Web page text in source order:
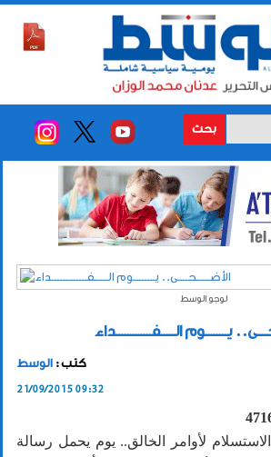
بحث
لوجو الوسط
يــــــــوم الـــــفـــــــــــــداء
كتب : الوسط
21/09/2015 09:32
لأوامر الخالق.. يوم يحمل رسالة